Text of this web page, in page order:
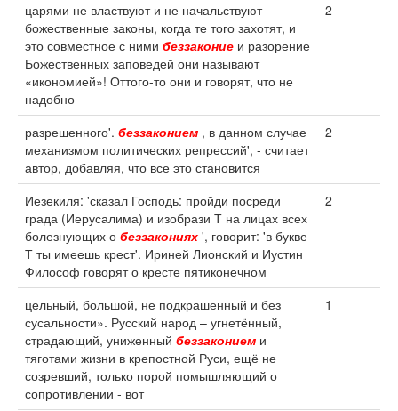
царями не властвуют и не начальствуют
божественные законы, когда те того захотят, и
это совместное с ними беззаконие и разорение
Божественных заповедей они называют
«икономией»! Оттого-то они и говорят, что не
надобно
2
разрешенного'. беззаконием , в данном случае
механизмом политических репрессий', - считает
автор, добавляя, что все это становится
2
Иезекиля: 'сказал Господь: пройди посреди
града (Иерусалима) и изобрази Т на лицах всех
болезнующих о беззакониях ', говорит: 'в букве
Т ты имеешь крест'. Ириней Лионский и Иустин
Философ говорят о кресте пятиконечном
2
цельный, большой, не подкрашенный и без
сусальности». Русский народ – угнетённый,
страдающий, униженный беззаконием и
тяготами жизни в крепостной Руси, ещё не
созревший, только порой помышляющий о
сопротивлении - вот
1